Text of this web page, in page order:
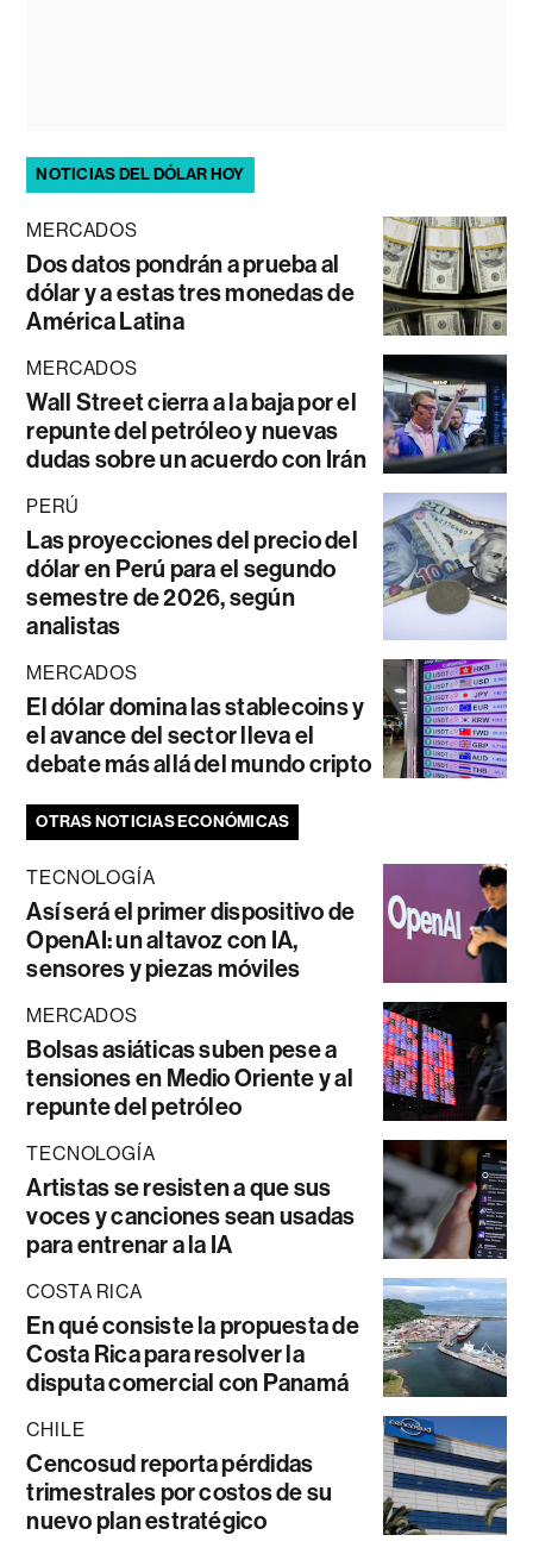
NOTICIAS DEL DÓLAR HOY
MERCADOS
Dos datos pondrán a prueba al
dólar y a estas tres monedas de
América Latina
MERCADOS
Wall Street cierra a la baja por el
repunte del petróleo y nuevas
dudas sobre un acuerdo con Irán
PERÚ
Las proyecciones del precio del
dólar en Perú para el segundo
semestre de 2026, según
analistas
MERCADOS
El dólar domina las stablecoins y
el avance del sector lleva el
debate más allá del mundo cripto
OTRAS NOTICIAS ECONÓMICAS
TECNOLOGÍA
Así será el primer dispositivo de
OpenAI: un altavoz con IA,
sensores y piezas móviles
MERCADOS
Bolsas asiáticas suben pese a
tensiones en Medio Oriente y al
repunte del petróleo
TECNOLOGÍA
Artistas se resisten a que sus
voces y canciones sean usadas
para entrenar a la IA
COSTA RICA
En qué consiste la propuesta de
Costa Rica para resolver la
disputa comercial con Panamá
CHILE
Cencosud reporta pérdidas
trimestrales por costos de su
nuevo plan estratégico